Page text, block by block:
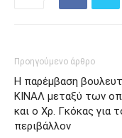
Προηγούμενο άρθρο
Η παρέμβαση
ΚΙΝΑΛ μεταξύ των
και ο Χρ. Γκόκας για
περιβάλλον